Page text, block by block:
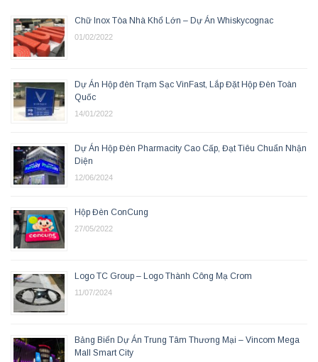
Chữ Inox Tòa Nhà Khổ Lớn – Dự Án Whiskycognac
01/02/2022
Dự Án Hộp đèn Trạm Sạc VinFast, Lắp Đặt Hộp Đèn Toàn
Quốc
14/01/2022
Dự Án Hộp Đèn Pharmacity Cao Cấp, Đạt Tiêu Chuẩn Nhận
Diện
12/06/2024
Hộp Đèn ConCung
27/05/2022
Logo TC Group – Logo Thành Công Mạ Crom
11/07/2024
Bảng Biển Dự Án Trung Tâm Thương Mại – Vincom Mega
Mall Smart City